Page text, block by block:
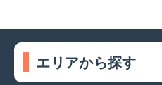
エリアから探す